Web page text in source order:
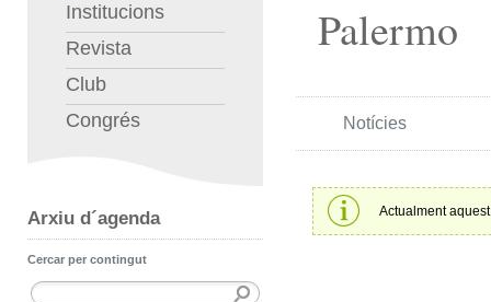
Institucions
Revista
Club
Congrés
Arxiu d´agenda
Cercar per contingut
Palermo
Notícies
Actualment